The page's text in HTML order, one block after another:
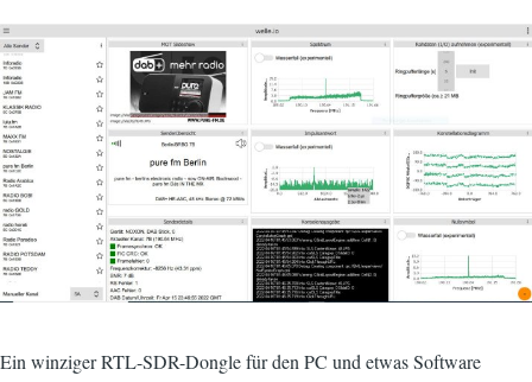
Ein winziger RTL-SDR-Dongle für den PC und etwas Software